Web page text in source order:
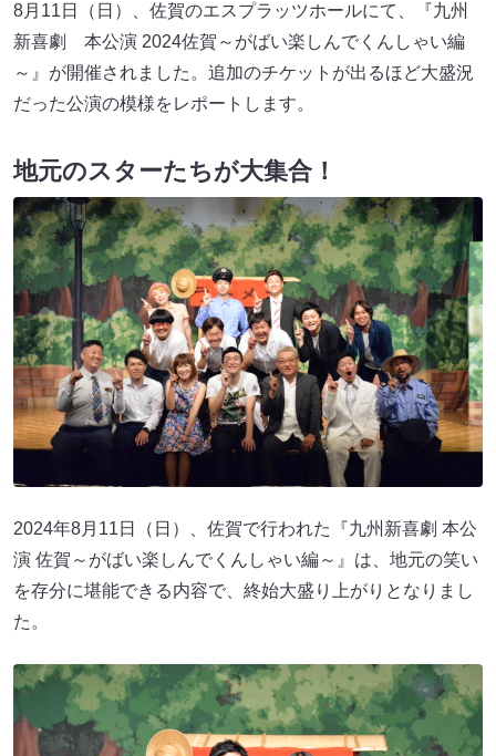
8月11日（日）、佐賀のエスプラッツホールにて、『九州
新喜劇 本公演 2024佐賀～がばい楽しんでくんしゃい編
～』が開催されました。追加のチケットが出るほど大盛況
だった公演の模様をレポートします。
地元のスターたちが大集合！
2024年8月11日（日）、佐賀で行われた『九州新喜劇 本公
演 佐賀～がばい楽しんでくんしゃい編～』は、地元の笑い
を存分に堪能できる内容で、終始大盛り上がりとなりまし
た。